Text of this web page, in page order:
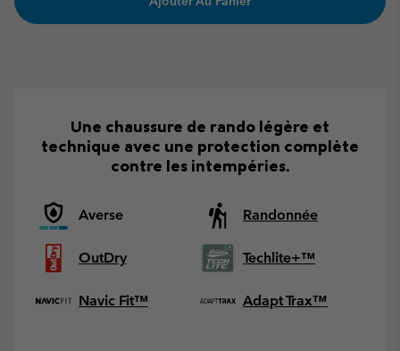
Une chaussure de rando légère et
technique avec une protection complète
contre les intempéries.
Averse Randonnée
OutDry Techlite+™
Navic Fit™ Adapt Trax™